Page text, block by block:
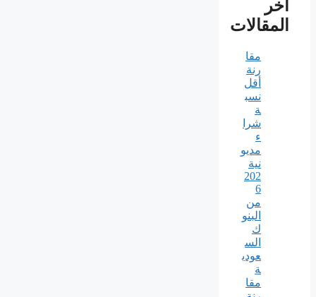
آخر
المقالات
مقا
رنة
أقل
نسب
ة
شرا
ء
مديو
نية
202
6
من
البنو
ك
الس
عودي
ة
مقا